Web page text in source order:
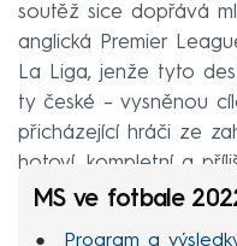
soutěž sice dopřává
anglická Premier
La Liga, jenže tyto
ty české – vysněnou
přicházející hráči ze
hotoví, kompletní a
MS ve fotbale
Program a